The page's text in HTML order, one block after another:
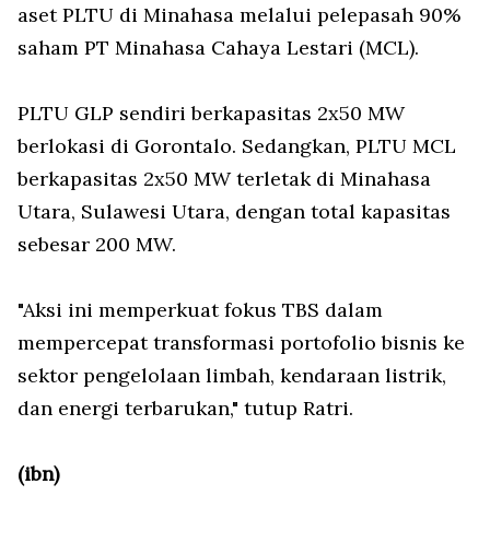
aset PLTU di Minahasa melalui pelepasah 90%
saham PT Minahasa Cahaya Lestari (MCL).
PLTU GLP sendiri berkapasitas 2x50 MW
berlokasi di Gorontalo. Sedangkan, PLTU MCL
berkapasitas 2x50 MW terletak di Minahasa
Utara, Sulawesi Utara, dengan total kapasitas
sebesar 200 MW.
"Aksi ini memperkuat fokus TBS dalam
mempercepat transformasi portofolio bisnis ke
sektor pengelolaan limbah, kendaraan listrik,
dan energi terbarukan," tutup Ratri.
(ibn)